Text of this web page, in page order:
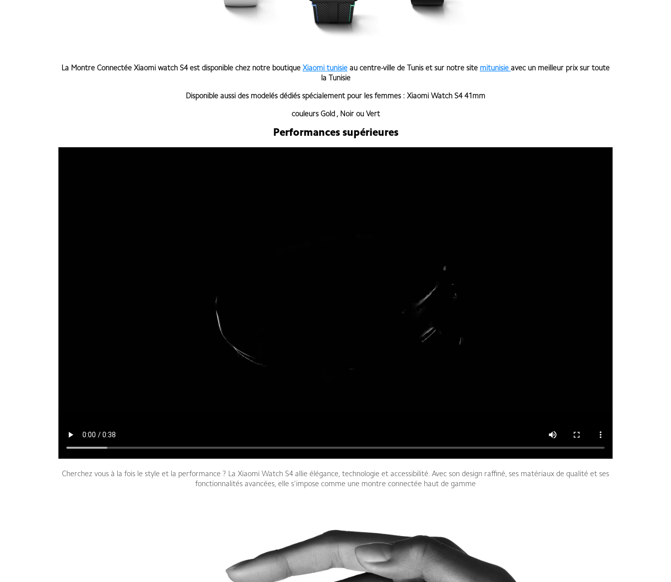
La Montre Connectée Xiaomi watch S4est disponible chez notre boutique Xiaomi tunisie au centre-ville de Tunis et sur notre site mitunisie avec un meilleur prix sur toute
la Tunisie
Disponible aussi des modelés dédiés spécialement pour les femmes : Xiaomi Watch S4 41mm
couleurs Gold , Noir ou Vert
Performances supérieures
Cherchez vous à la fois le style et la performance ? La Xiaomi Watch S4 allie élégance, technologie et accessibilité. Avec son design raffiné, ses matériaux de qualité et ses
fonctionnalités avancées, elle s'impose comme une montre connectée haut de gamme